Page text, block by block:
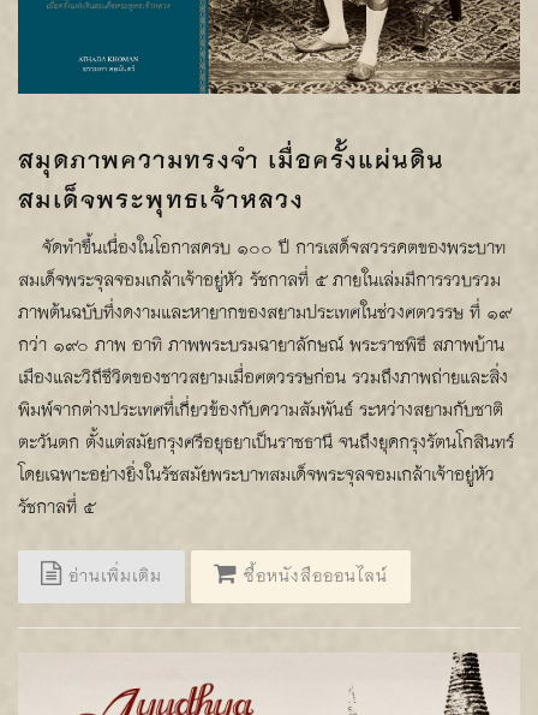
สมุดภาพความทรงจำ เมื่อครั้งแผ่นดิน
สมเด็จพระพุทธเจ้าหลวง
จัดทำขึ้นเนื่องในโอกาสครบ ๑๐๐ ปี การเสด็จสวรรคตของพระบาท
สมเด็จพระจุลจอมเกล้าเจ้าอยู่หัว รัชกาลที่ ๕ ภายในเล่มมีการรวบรวม
ภาพต้นฉบับที่งดงามและหายากของสยามประเทศในช่วงศตวรรษ ที่ ๑๙
กว่า ๑๙๐ ภาพ อาทิ ภาพพระบรมฉายาลักษณ์ พระราชพิธี สภาพบ้าน
เมืองและวิถีชีวิตของชาวสยามเมื่อศตวรรษก่อน รวมถึงภาพถ่ายและสิ่ง
พิมพ์จากต่างประเทศที่เกี่ยวข้องกับความสัมพันธ์ ระหว่างสยามกับชาติ
ตะวันตก ตั้งแต่สมัยกรุงศรีอยุธยาเป็นราชธานี จนถึงยุคกรุงรัตนโกสินทร์
โดยเฉพาะอย่างยิ่งในรัชสมัยพระบาทสมเด็จพระจุลจอมเกล้าเจ้าอยู่หัว
รัชกาลที่ ๕
อ่านเพิ่มเติม ซื้อหนังสือออนไลน์